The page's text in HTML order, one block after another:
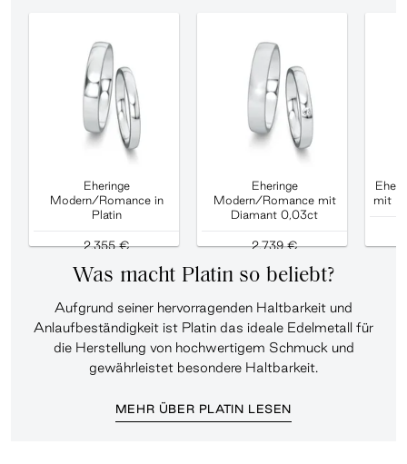
Eheringe
Modern/Romance in
Platin
2.355 €
Eheringe
Modern/Romance mit
Diamant 0,03ct
2.739 €
mit
Was macht Platin so beliebt?
Aufgrund seiner hervorragenden Haltbarkeit und
Anlaufbeständigkeit ist Platin das ideale Edelmetall für
die Herstellung von hochwertigem Schmuck und
gewährleistet besondere Haltbarkeit.
MEHR ÜBER PLATIN LESEN